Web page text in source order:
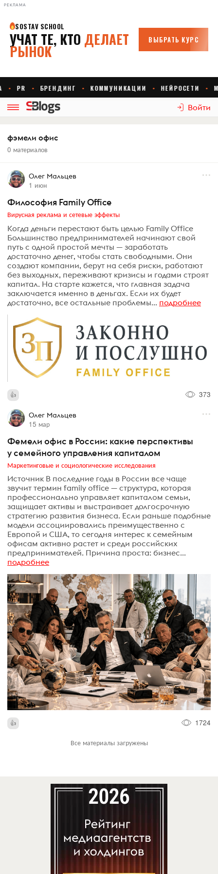
РЕКЛАМА
Войти
фэмели офис
0 материалов
Олег Мальцев
1 июн
Философия Family Office
Вирусная реклама и сетевые эффекты
Когда деньги перестают быть целью Family Office
Большинство предпринимателей начинают свой
путь с одной простой мечты — заработать
достаточно денег, чтобы стать свободными. Они
создают компании, берут на себя риски, работают
без выходных, переживают кризисы и годами строят
капитал. На старте кажется, что главная задача
заключается именно в деньгах. Если их будет
достаточно, все остальные проблемы... подробнее
373
Олег Мальцев
15 мар
Фемели офис в России: какие перспективы
у семейного управления капиталом
Маркетинговые и социологические исследования
Источник В последние годы в России все чаще
звучит термин family office — структура, которая
профессионально управляет капиталом семьи,
защищает активы и выстраивает долгосрочную
стратегию развития бизнеса. Если раньше подобные
модели ассоциировались преимущественно с
Европой и США, то сегодня интерес к семейным
офисам активно растет и среди российских
предпринимателей. Причина проста: бизнес...
подробнее
1724
Все материалы загружены